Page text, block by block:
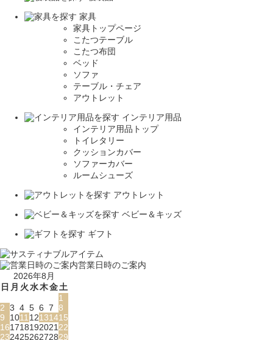
家具
家具トップページ
こたつテーブル
こたつ布団
ベッド
ソファ
テーブル・チェア
アウトレット
インテリア用品
インテリア用品トップ
トイレタリー
クッションカバー
ソファーカバー
ルームシューズ
アウトレット
ベビー＆キッズ
ギフト
営業日時のご案内
2026年8月
日 月 火水木金土
1
2 3 4 5 6 7 8
9
1011 12131415
161718192021 22
23242526272829